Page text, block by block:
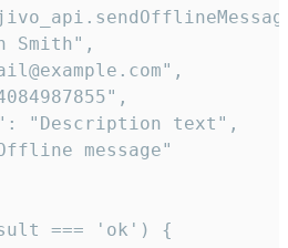
Smith",
"Description text",
message"
=== 'ok') {